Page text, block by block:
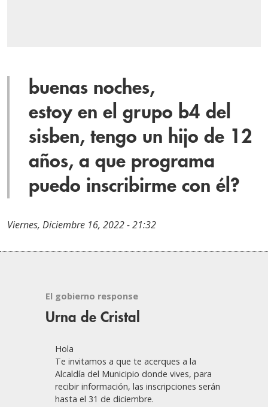
buenas noches,
estoy en el grupo b4 del
sisben, tengo un hijo de 12
años, a que programa
puedo inscribirme con él?
Viernes, Diciembre 16, 2022 - 21:32
El gobierno response
Urna de Cristal
Hola
Te invitamos a que te acerques a la
Alcaldía del Municipio donde vives, para
recibir información, las inscripciones serán
hasta el 31 de diciembre.